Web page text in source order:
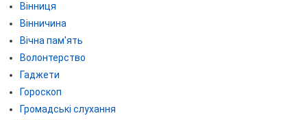
Вінниця
Вінничина
Вічна пам'ять
Волонтерство
Гаджети
Гороскоп
Громадські слухання